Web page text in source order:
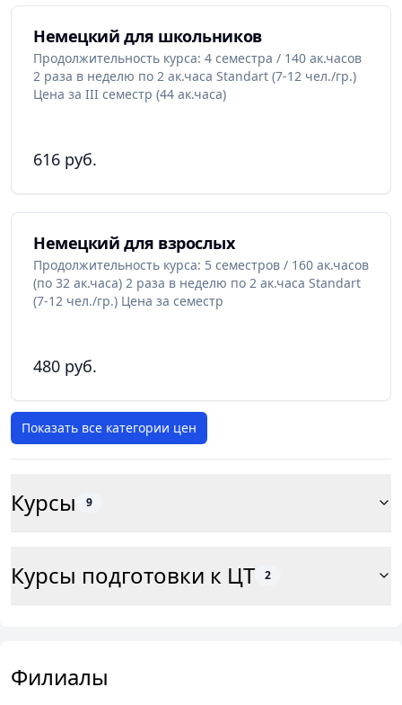
Немецкий для школьников
Продолжительность курса: 4 семестра / 140 ак.часов
2 раза в неделю по 2 ак.часа Standart (7-12 чел./гр.)
Цена за III семестр (44 ак.часа)
616 руб.
Немецкий для взрослых
Продолжительность курса: 5 семестров / 160 ак.часов
(по 32 ак.часа) 2 раза в неделю по 2 ак.часа Standart
(7-12 чел./гр.) Цена за семестр
480 руб.
Показать все категории цен
Курсы 9
Курсы подготовки к ЦТ 2
Филиалы